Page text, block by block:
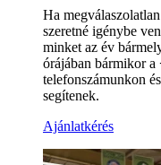
Ha
szeretné igénybe
minket az év
órájában bármikor a
telefonszámunkon
segítenek.
Ajánlatkérés